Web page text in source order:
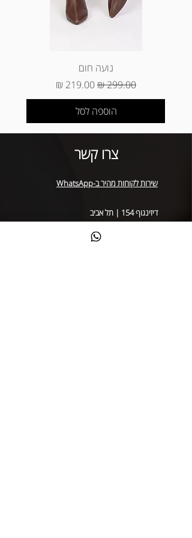
מסכום הפריטים שהוחזרו (עמלת ביטול
הוא עד 3 ימי עסקים מיום קבלת המוצר
נועה חום
מחיר רגיל מחיר מבצע
הוספה לסל
צרו קשר
שירות לקוחות מהיר ב-WhatsApp
דיזינגוף 154 | תל אביב